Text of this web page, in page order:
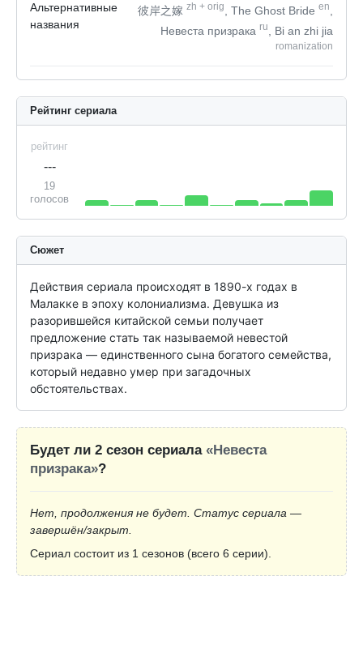
Альтернативные
названия
彼岸之嫁 zh + orig , The Ghost Bride en
Невеста призрака ru , Bi an zhi jia
romanization
Рейтинг сериала
рейтинг
---
19
голосов
Сюжет
Действия сериала происходят в 1890-х годах в
Малакке в эпоху колониализма. Девушка из
разорившейся китайской семьи получает
предложение стать так называемой невестой
призрака — единственного сына богатого семейства,
который недавно умер при загадочных
обстоятельствах.
Будет ли 2 сезон сериала «Невеста
призрака»?
Нет, продолжения не будет. Статус сериала —
завершён/закрыт.
Сериал состоит из 1 сезонов (всего 6 серии).